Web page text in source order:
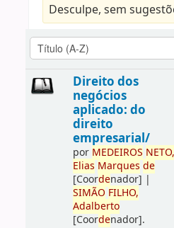
Desculpe, sem
Direito dos
negócios
aplicado: do
direito
empresarial/
por MEDEIROS NETO,
Elias Marques de
[Coordenador] |
SIMÃO FILHO,
Adalberto
[Coordenador].